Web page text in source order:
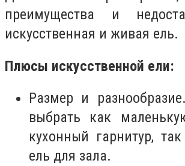
преимущества и
искусственная и живая ель.
Плюсы искусственной ели:
Размер и
выбрать как
кухонный гарнитур,
ель для зала.